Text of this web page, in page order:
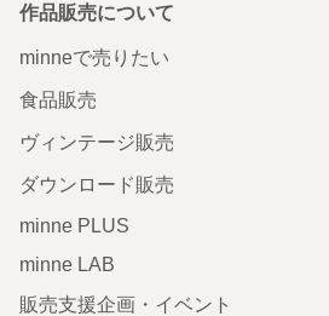
作品販売について
minneで売りたい
食品販売
ヴィンテージ販売
ダウンロード販売
minne PLUS
minne LAB
販売支援企画・イベント